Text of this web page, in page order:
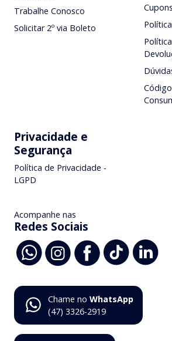
Trabalhe Conosco
Solicitar 2º via Boleto
Privacidade e
Segurança
Política de Privacidade -
LGPD
Acompanhe nas
Redes Sociais
Chame no WhatsApp
(47) 3326-2919